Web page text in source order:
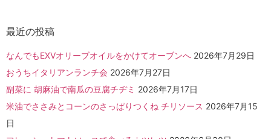
最近の投稿
なんでもEXVオリーブオイルをかけてオーブンへ 2026年7月29日
おうちイタリアンランチ会 2026年7月27日
副菜に 胡麻油で南瓜の豆腐チヂミ 2026年7月17日
米油でささみとコーンのさっぱりつくね チリソース 2026年7月15
日